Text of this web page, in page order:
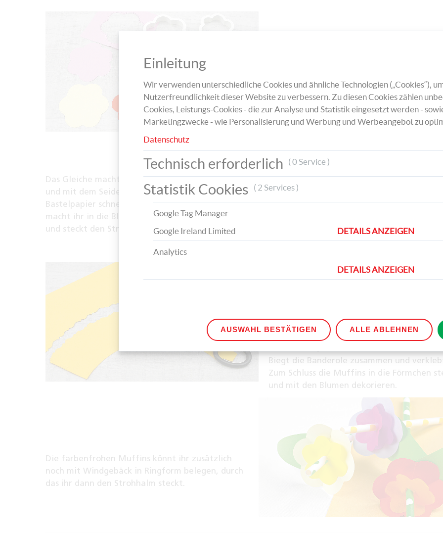
Legt den großen Ausstecher auf ein
zeichnet die Form nach und schneidet diese
So könnt ihr verschiedenfarbige Blumen
Das Gleiche macht ihr mit dem kleinen Ausstecher
und mit dem Seidenpapier. Aus dem grünen
Bastelpapier schneidet ihr Blätter aus. Danach
macht ihr in die Blüten und Blätter kleine Löcher
und steckt den Strohhalm durch.
schneidet diesen aus. Den oberen Rand der
Banderole könnt ihr mit einer
Biegt die Banderole zusammen und
Zum Schluss die Muffins in die Förmchen
und mit den Blumen dekorieren.
Die farbenfrohen Muffins könnt ihr zusätzlich
noch mit Windgebäck in Ringform belegen, durch
das ihr dann den Strohhalm steckt.
Einleitung
Wir verwenden unterschiedliche Cookies und ähnliche Technologien („Cookies“),
Nutzerfreundlichkeit dieser Website zu verbessern. Zu diesen Cookies zählen
Cookies, Leistungs-Cookies - die zur Analyse und Statistik eingesetzt werden -
Marketingzwecke - wie Personalisierung und Werbung und Werbeangebot zu
Datenschutz
Technisch erforderlich ( 0 Service )
Statistik Cookies ( 2 Services )
Google Tag Manager
Google Ireland Limited
DETAILS ANZEIGEN
Analytics
DETAILS ANZEIGEN
AUSWAHL BESTÄTIGEN ALLE ABLEHNEN